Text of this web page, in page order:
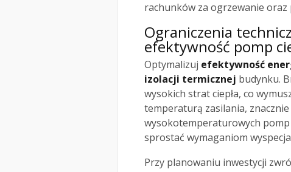
rachunków za ogrzewanie
Ograniczenia
efektywność pomp
Optymalizuj efektywność
izolacji termicznej budynku.
wysokich strat ciepła, co
temperaturą zasilania,
wysokotemperaturowych pomp
sprostać wymaganiom
Przy planowaniu inwestycji